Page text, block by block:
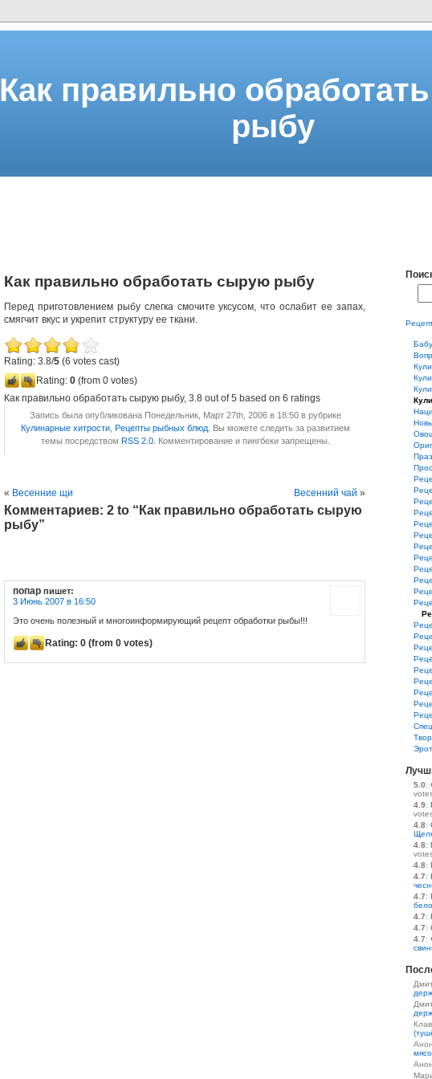
Как правильно
рыбу
Как правильно обработать сырую рыбу
Перед приготовлением рыбу слегка смочите уксусом, что ослабит ее запах,
смягчит вкус и укрепит структуру ее ткани.
Rating: 3.8/5 (6 votes cast)
Rating: 0 (from 0 votes)
Как правильно обработать сырую рыбу, 3.8 out of5 based on 6 ratings
Запись была опубликована Понедельник, Март 27th, 2006 в 18:50 в рубрике
Кулинарные хитрости, Рецепты рыбных блюд. Вы можете следить за развитием
темы посредством RSS 2.0. Комментирование и пингбеки запрещены.
« Весенние щи Весенний чай »
Комментариев: 2 to “Как правильно обработать сырую
рыбу”
попар пишет:
3 Июнь 2007 в 16:50
Это очень полезный и многоинформирующий рецепт обработки рыбы!!!
Rating: 0 (from 0 votes)
5.0:
4.9:
4.8:
4.8:
4.8:
4.7:
4.7:
4.7:
4.7:
4.7: